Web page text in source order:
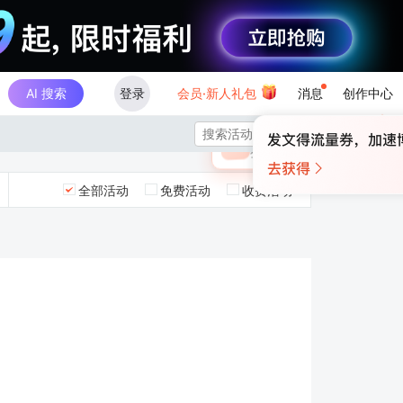
AI 搜索 登录 会员·新人礼包 消息 创作中心
×
🎁 未登录
登录领取最高

全部活动 免费活动 收费活动